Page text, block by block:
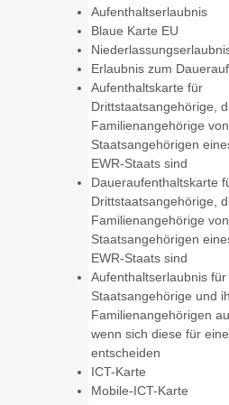
Aufenthaltserlaubnis
Blaue Karte EU
Erlaubnis zum
Aufenthaltskarte für
Drittstaatsangehörige,
Familienangehörige von
Staatsangehörigen
EWR-Staats sind
Daueraufenthaltskarte
Drittstaatsangehörige,
Familienangehörige von
Staatsangehörigen
EWR-Staats sind
Aufenthaltserlaubnis
Staatsangehörige und
Familienangehörigen
wenn sich diese für
entscheiden
ICT-Karte
Mobile-ICT-Karte